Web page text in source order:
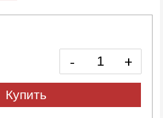
- +
Купить